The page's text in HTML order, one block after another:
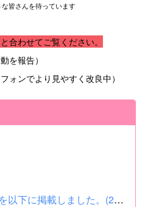
皆さんを待っています
合わせてご覧ください。
を報告）
フォンでより見やすく改良中）
入学者選抜に関する情報を以下に掲載しました。(2026.8.4) ■令和...